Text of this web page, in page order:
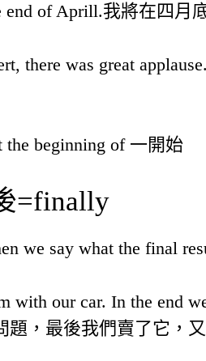
end of Aprill.我將在四月
there was great
the beginning of 一開始
=finally
we say what the final
with our car. In the end
題，最後我們賣了它，